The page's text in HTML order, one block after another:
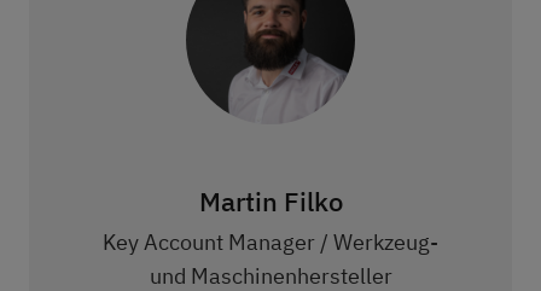
Martin Filko
Key Account Manager / Werkzeug-
und Maschinenhersteller